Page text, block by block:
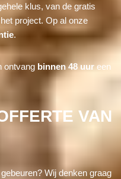
klus, van de gratis
project. Op al onze
.
ontvang binnen 48 uureen
VAN
Wij denken graag